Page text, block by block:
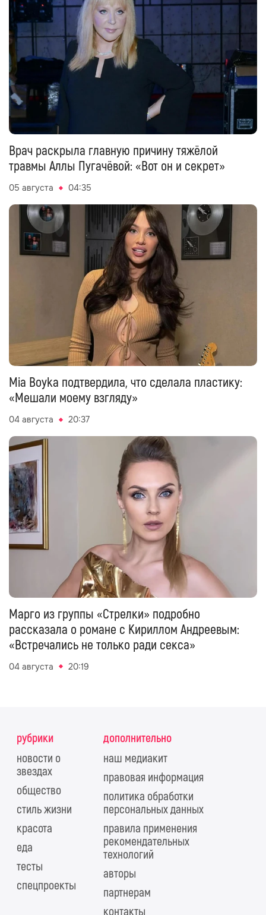
Врач раскрыла главную причину тяжёлой
травмы Аллы Пугачёвой: «Вот он и секрет»
05 августа 04:35
Mia Boyka подтвердила, что сделала пластику:
«Мешали моему взгляду»
04 августа 20:37
Марго из группы «Стрелки» подробно
рассказала о романе с Кириллом Андреевым:
«Встречались не только ради секса»
04 августа 20:19
рубрики
новости о
звездах
общество
стиль жизни
красота
еда
тесты
спецпроекты
дополнительно
наш медиакит
правовая информация
политика обработки
персональных данных
правила применения
рекомендательных
технологий
авторы
партнерам
контакты